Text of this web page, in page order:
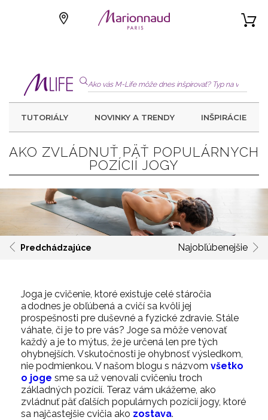
TUTORIÁLY NOVINKY A TRENDY INŠPIRÁCIE
AKO ZVLÁDNUŤ PÄŤ POPULÁRNYCH
POZÍCIÍ JOGY
Predchádzajúce Najobľúbenejšie
Joga je cvičenie, ktoré existuje celé stáročia
a dodnes je obľúbená a cvičí sa kvôli jej
prospešnosti pre duševné a fyzické zdravie. Stále
váhate, či je to pre vás? Joge sa môže venovať
každý a je to mýtus, že je určená len pre tých
ohybnejších. V skutočnosti je ohybnosť výsledkom,
nie podmienkou. V našom blogu s názvom všetko
o joge sme sa už venovali cvičeniu troch
základných pozícií. Teraz vám ukážeme, ako
zvládnuť päť ďalších populárnych pozícií jogy, ktoré
sa najčastejšie cvičia ako zostava.